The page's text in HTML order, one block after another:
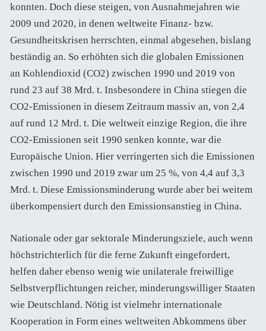
konnten. Doch diese steigen, von Ausnahmejahren wie
2009 und 2020, in denen weltweite Finanz- bzw.
Gesundheitskrisen herrschten, einmal abgesehen, bislang
beständig an. So erhöhten sich die globalen Emissionen
an Kohlendioxid (CO2) zwischen 1990 und 2019 von
rund 23 auf 38 Mrd. t. Insbesondere in China stiegen die
CO2-Emissionen in diesem Zeitraum massiv an, von 2,4
auf rund 12 Mrd. t. Die weltweit einzige Region, die ihre
CO2-Emissionen seit 1990 senken konnte, war die
Europäische Union. Hier verringerten sich die Emissionen
zwischen 1990 und 2019 zwar um 25 %, von 4,4 auf 3,3
Mrd. t. Diese Emissionsminderung wurde aber bei weitem
überkompensiert durch den Emissionsanstieg in China.
Nationale oder gar sektorale Minderungsziele, auch wenn
höchstrichterlich für die ferne Zukunft eingefordert,
helfen daher ebenso wenig wie unilaterale freiwillige
Selbstverpflichtungen reicher, minderungswilliger Staaten
wie Deutschland. Nötig ist vielmehr internationale
Kooperation in Form eines weltweiten Abkommens über